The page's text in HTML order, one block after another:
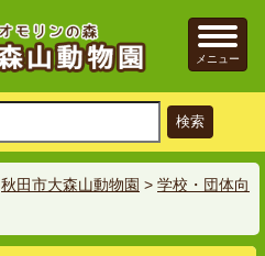
メニュー
秋田市大森山動物園 > 学校・団体向